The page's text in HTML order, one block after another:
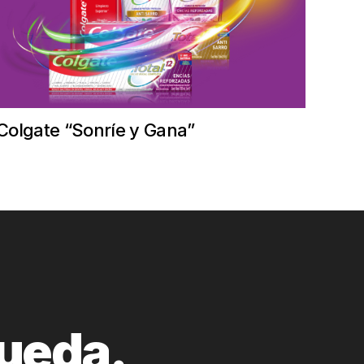
“Sonríe y Gana”